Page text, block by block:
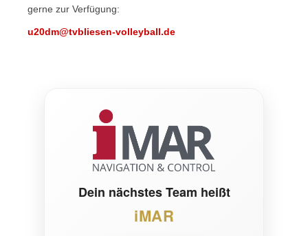
gerne zur Verfügung:
u20dm@tvbliesen-volleyball.de
Dein nächstes Team heißt
iMAR